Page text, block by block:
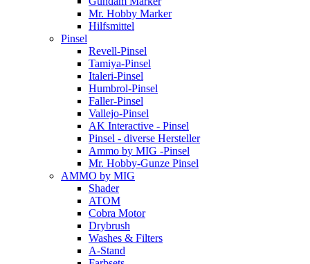
Mr. Hobby Marker
Hilfsmittel
Pinsel
Revell-Pinsel
Tamiya-Pinsel
Italeri-Pinsel
Humbrol-Pinsel
Faller-Pinsel
Vallejo-Pinsel
AK Interactive - Pinsel
Pinsel - diverse Hersteller
Ammo by MIG -Pinsel
Mr. Hobby-Gunze Pinsel
AMMO by MIG
Shader
ATOM
Cobra Motor
Drybrush
Washes & Filters
A-Stand